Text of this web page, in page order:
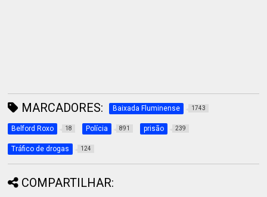
MARCADORES: Baixada Fluminense 1743
Belford Roxo 18 Polícia 891 prisão 239
Tráfico de drogas 124
COMPARTILHAR: